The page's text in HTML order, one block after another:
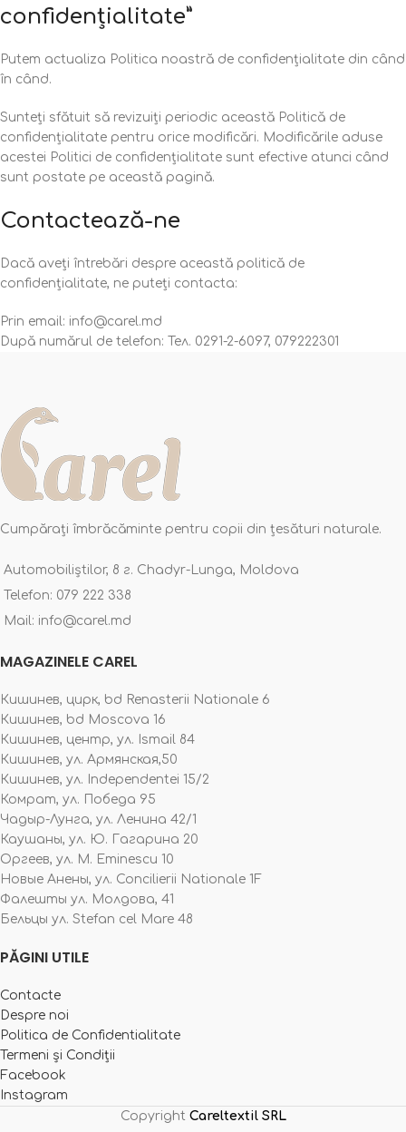
confidențialitate”
Putem actualiza Politica noastră de confidențialitate din când
în când.
Sunteți sfătuit să revizuiți periodic această Politică de
confidențialitate pentru orice modificări. Modificările aduse
acestei Politici de confidențialitate sunt efective atunci când
sunt postate pe această pagină.
Contactează-ne
Dacă aveți întrebări despre această politică de
confidențialitate, ne puteți contacta:
Prin email: info@carel.md
După numărul de telefon: Тел. 0291-2-6097, 079222301
Cumpărați îmbrăcăminte pentru copii din țesături naturale.
Automobiliștilor, 8 г. Chadyr-Lunga, Moldova
Telefon: 079 222 338
Mail: info@carel.md
MAGAZINELE CAREL
Кишинев, цирк, bd Renasterii Nationale 6
Кишинев, bd Moscova 16
Кишинев, центр, ул. Ismail 84
Кишинев, ул. Армянская,50
Кишинев, ул. Independentei 15/2
Комрат, ул. Победа 95
Чадыр-Лунга, ул. Ленина 42/1
Каушаны, ул. Ю. Гагарина 20
Оргеев, ул. M. Eminescu 10
Новые Анены, ул. Concilierii Nationale 1F
Фалешты ул. Молдова, 41
Бельцы ул. Stefan cel Mare 48
PĂGINI UTILE
Contacte
Despre noi
Politica de Confidentialitate
Termeni și Condiții
Facebook
Instagram
Copyright Careltextil SRL